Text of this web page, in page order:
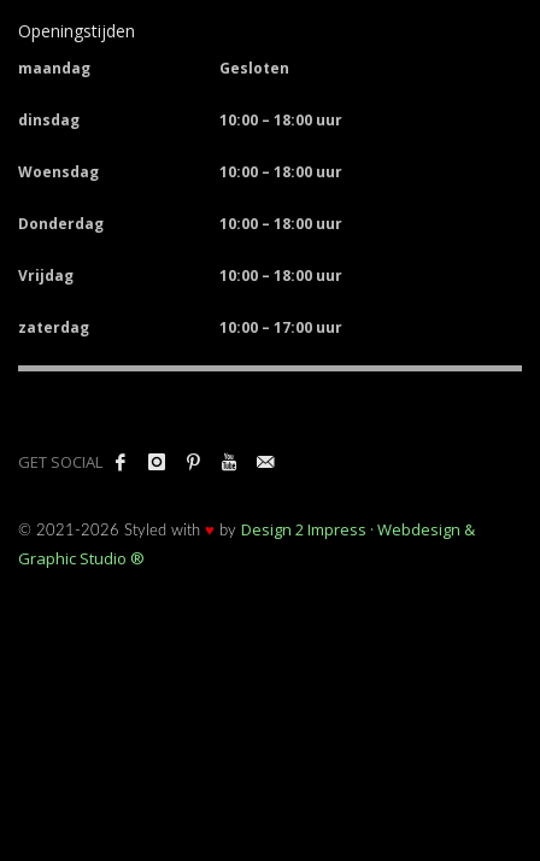
Openingstijden
maandag Gesloten
dinsdag 10:00 – 18:00 uur
Woensdag 10:00 – 18:00 uur
Donderdag 10:00 – 18:00 uur
Vrijdag 10:00 – 18:00 uur
zaterdag 10:00 – 17:00 uur
GET SOCIAL
© 2021-2026 Styled with ♥ by Design 2 Impress · Webdesign &
Graphic Studio ®